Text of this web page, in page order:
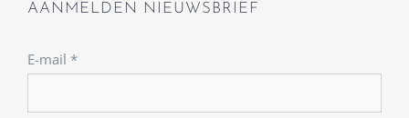
AANMELDEN NIEUWSBRIEF
E-mail *